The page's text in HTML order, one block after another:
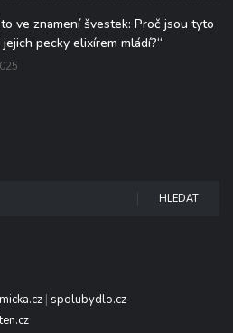
ve znamení švestek: Proč jsou tyto
pecky elixírem mládí?“
HLEDAT
| spolubydlo.cz